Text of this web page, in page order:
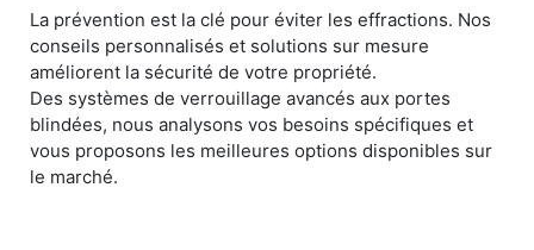
La prévention est la clé pour éviter les effractions. Nos
conseils personnalisés et solutions sur mesure
améliorent la sécurité de votre propriété.
Des systèmes de verrouillage avancés aux portes
blindées, nous analysons vos besoins spécifiques et
vous proposons les meilleures options disponibles sur
le marché.